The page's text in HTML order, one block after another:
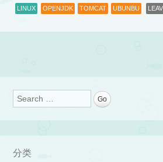
LINUX OPENJDK TOMCAT UBUNBU
Post navigation
Search
分类